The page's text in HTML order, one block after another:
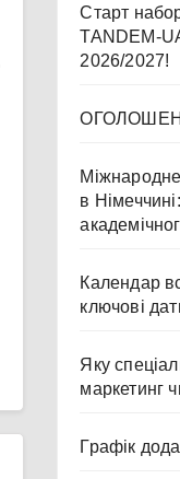
Старт
TANDEM-
2026/2027!
в
Календар
ключові
Яку
маркетинг
Графік